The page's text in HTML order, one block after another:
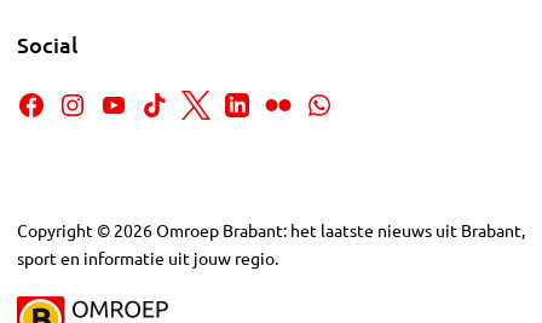
Social
Copyright © 2026Omroep Brabant: het laatste nieuws uit Brabant,
sport en informatie uit jouw regio.